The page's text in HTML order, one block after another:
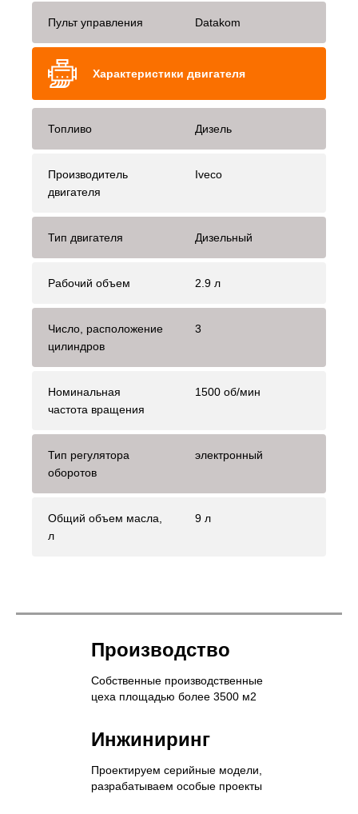
Пульт управления Datakom
Характеристики двигателя
Топливо Дизель
Производитель
двигателя
Iveco
Тип двигателя Дизельный
Рабочий объем 2.9 л
Число, расположение
цилиндров
3
Номинальная
частота вращения
1500 об/мин
Тип регулятора
оборотов
электронный
Общий объем масла,
л
9 л
Производство
Собственные производственные
цеха площадью более 3500 м2
Инжиниринг
Проектируем серийные модели,
разрабатываем особые проекты